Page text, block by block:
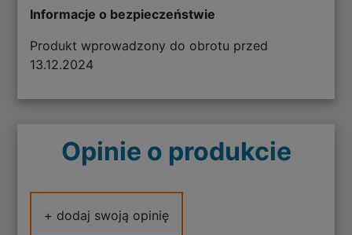
Informacje o bezpieczeństwie
Produkt wprowadzony do obrotu przed
13.12.2024
Opinie o produkcie
+ dodaj swoją opinię